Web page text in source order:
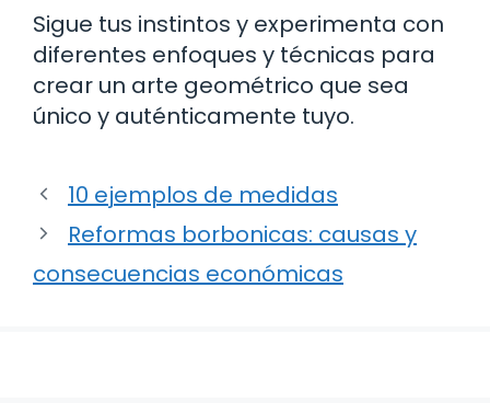
Sigue tus instintos y experimenta con
diferentes enfoques y técnicas para
crear un arte geométrico que sea
único y auténticamente tuyo.
10 ejemplos de medidas
Reformas borbonicas: causas y
consecuencias económicas